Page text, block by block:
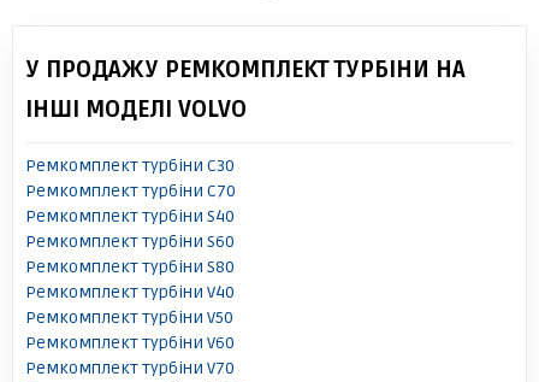
У ПРОДАЖУ РЕМКОМПЛЕКТ ТУРБІНИ НА
ІНШІ МОДЕЛІ VOLVO
Ремкомплект турбіни C30
Ремкомплект турбіни C70
Ремкомплект турбіни S40
Ремкомплект турбіни S60
Ремкомплект турбіни S80
Ремкомплект турбіни V40
Ремкомплект турбіни V50
Ремкомплект турбіни V60
Ремкомплект турбіни V70